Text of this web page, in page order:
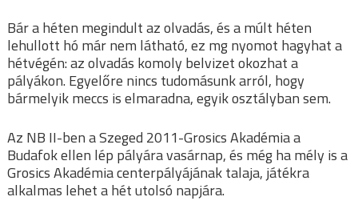
Bár a héten megindult az olvadás, és a múlt héten
lehullott hó már nem látható, ez mg nyomot hagyhat a
hétvégén: az olvadás komoly belvizet okozhat a
pályákon. Egyelőre nincs tudomásunk arról, hogy
bármelyik meccs is elmaradna, egyik osztályban sem.
Az NB II-ben a Szeged 2011-Grosics Akadémia a
Budafok ellen lép pályára vasárnap, és még ha mély is a
Grosics Akadémia centerpályájának talaja, játékra
alkalmas lehet a hét utolsó napjára.